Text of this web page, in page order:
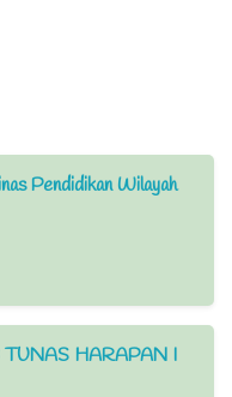
Pendidikan Wilayah
HARAPAN I